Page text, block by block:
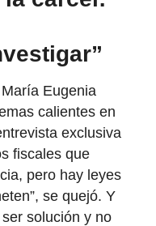
Eugenia
calientes en
exclusiva
fiscales que
pero hay leyes
se quejó. Y
solución y no